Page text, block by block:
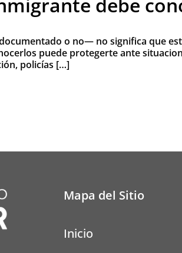
debe
o no— no significa que
puede protegerte ante
policías […]
Mapa del Sitio
Inicio